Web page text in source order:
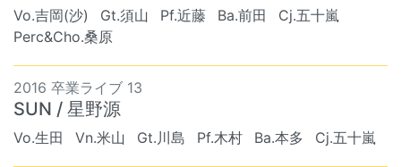
Vo.吉岡(沙) Gt.須山 Pf.近藤 Ba.前田
Cj.五十嵐
Perc&Cho.桑原
2016 卒業ライブ 13
SUN / 星野源
Vo.生田 Vn.米山 Gt.川島 Pf.木村 Ba.本多 Cj.五十嵐